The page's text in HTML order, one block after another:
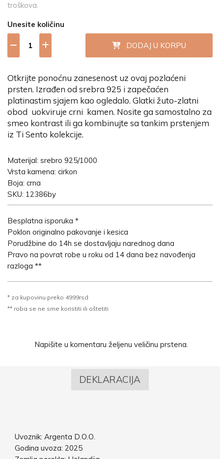
troškova.
Unesite količinu
DODAJ U KORPU
Otkrijte ponoćnu zanesenost uz ovaj pozlaćeni
prsten. Izrađen od srebra 925 i zapečaćen
platinastim sjajem kao ogledalo. Glatki žuto-zlatni
obod uokviruje crni kamen. Nosite ga samostalno za
smeo kontrast ili ga kombinujte sa tankim prstenjem
iz Ti Sento kolekcije.
Materijal: srebro 925/1000
Vrsta kamena: cirkon
Boja: crna
SKU: 12386by
Besplatna isporuka *
Poklon originalno pakovanje i kesica
Porudžbine do 14h se dostavljaju narednog dana
Pravo na povrat robe u roku od 14 dana bez navođenja
razloga **
* za kupovinu preko 4999rsd
** roba se ne sme koristiti ili oštetiti
Napišite u komentaru željenu veličinu prstena.
DEKLARACIJA
Uvoznik: Argenta D.O.O.
Godina uvoza: 2025